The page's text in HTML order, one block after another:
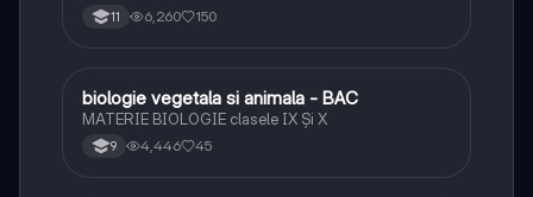
11 6,260 150
Biologie
biologie vegetala si animala - BAC
MATERIE BIOLOGIE clasele IX Şi X
9 4,446 45